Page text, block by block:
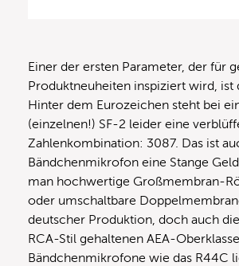
Einer der ersten Parameter, der für
Produktneuheiten inspiziert wird, ist
Hinter dem Eurozeichen steht bei
(einzelnen!) SF-2 leider eine
Zahlenkombination: 3087. Das ist
Bändchenmikrofon eine Stange
man hochwertige Großmembran-
oder umschaltbare
deutscher Produktion, doch auch
RCA-Stil gehaltenen AEA-
Bändchenmikrofone wie das R44C